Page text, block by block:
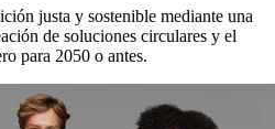
justa y sostenible mediante una
de soluciones circulares y el
para 2050 o antes.